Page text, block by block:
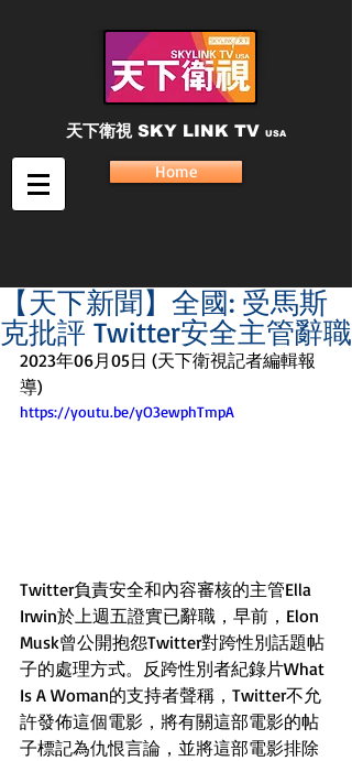
天下衛視 SKY LINK TV USA
Home
【天下新聞】全國: 受馬斯
克批評 Twitter安全主管辭職
2023年06月05日 (天下衛視記者編輯報
導)
https://youtu.be/yO3ewphTmpA
Twitter負責安全和內容審核的主管Ella
Irwin於上週五證實已辭職，早前，Elon
Musk曾公開抱怨Twitter對跨性別話題帖
子的處理方式。反跨性別者紀錄片What
Is A Woman的支持者聲稱，Twitter不允
許發佈這個電影，將有關這部電影的帖
子標記為仇恨言論，並將這部電影排除